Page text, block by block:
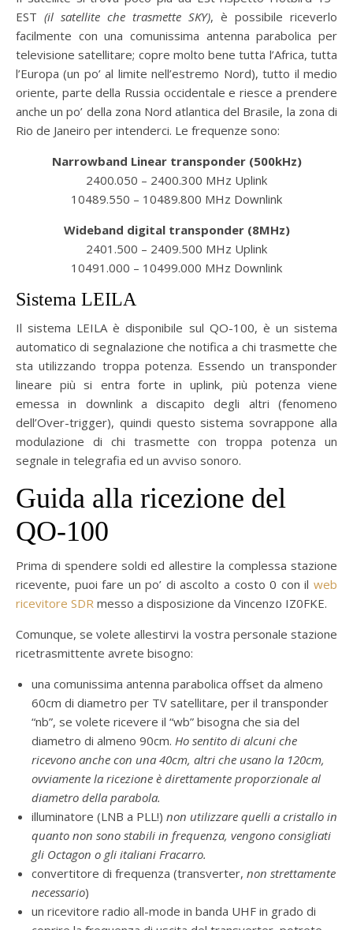
EST (il satellite che trasmette SKY), è possibile riceverlo
facilmente con una comunissima antenna parabolica per
televisione satellitare; copre molto bene tutta l’Africa, tutta
l’Europa (un po’ al limite nell’estremo Nord), tutto il medio
oriente, parte della Russia occidentale e riesce a prendere
anche un po’ della zona Nord atlantica del Brasile, la zona di
Rio de Janeiro per intenderci. Le frequenze sono:
Narrowband Linear transponder (500kHz)
2400.050 – 2400.300 MHz Uplink
10489.550 – 10489.800 MHz Downlink
Wideband digital transponder (8MHz)
2401.500 – 2409.500 MHz Uplink
10491.000 – 10499.000 MHz Downlink
Sistema LEILA
Il sistema LEILA è disponibile sul QO-100, è un sistema
automatico di segnalazione che notifica a chi trasmette che
sta utilizzando troppa potenza. Essendo un transponder
lineare più si entra forte in uplink, più potenza viene
emessa in downlink a discapito degli altri (fenomeno
dell’Over-trigger), quindi questo sistema sovrappone alla
modulazione di chi trasmette con troppa potenza un
segnale in telegrafia ed un avviso sonoro.
Guida alla ricezione del
QO-100
Prima di spendere soldi ed allestire la complessa stazione
ricevente, puoi fare un po’ di ascolto a costo 0 con il web
ricevitore SDR messo a disposizione da Vincenzo IZ0FKE.
Comunque, se volete allestirvi la vostra personale stazione
ricetrasmittente avrete bisogno:
una comunissima antenna parabolica offset da almeno
60cm di diametro per TV satellitare, per il transponder
“nb”, se volete ricevere il “wb” bisogna che sia del
diametro di almeno 90cm. Ho sentito di alcuni che
ricevono anche con una 40cm, altri che usano la 120cm,
ovviamente la ricezione è direttamente proporzionale al
diametro della parabola.
illuminatore (LNB a PLL!) non utilizzare quelli a cristallo in
quanto non sono stabili in frequenza, vengono consigliati
gli Octagon o gli italiani Fracarro.
convertitore di frequenza (transverter, non strettamente
necessario)
un ricevitore radio all-mode in banda UHF in grado di